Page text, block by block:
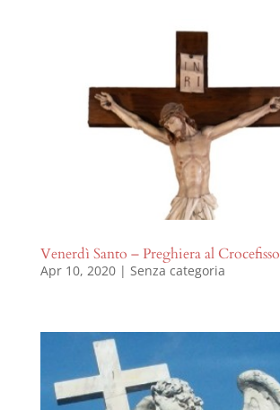
Venerdì Santo – Preghiera al Crocefisso
Apr 10, 2020| Senza categoria